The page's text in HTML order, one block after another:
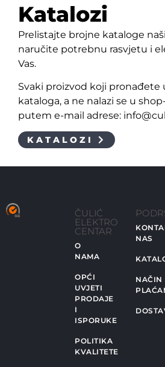
Katalozi
Prelistajte brojne kataloge
naručite potrebnu rasvjetu i
Vas.
Svaki proizvod koji pronađete
kataloga, a ne nalazi se u
putem e-mail adrese:
KATALOZI
ČULIĆ
ELEKTRO
CENTAR
O
NAMA
OPĆI
UVJETI
PRODAJE
I
ISPORUKE
POLITIKA
KVALITETE
NAS
NAČIN